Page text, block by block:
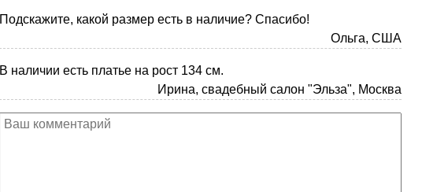
Подскажите, какой размер есть в наличие? Спасибо!
Ольга, США
В наличии есть платье на рост 134 см.
Ирина, свадебный салон "Эльза", Москва